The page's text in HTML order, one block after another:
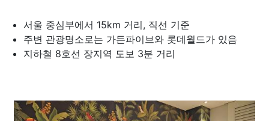
서울 중심부에서 15km 거리, 직선 기준
주변 관광명소로는 가든파이브와 롯데월드가 있음
지하철 8호선 장지역 도보 3분 거리